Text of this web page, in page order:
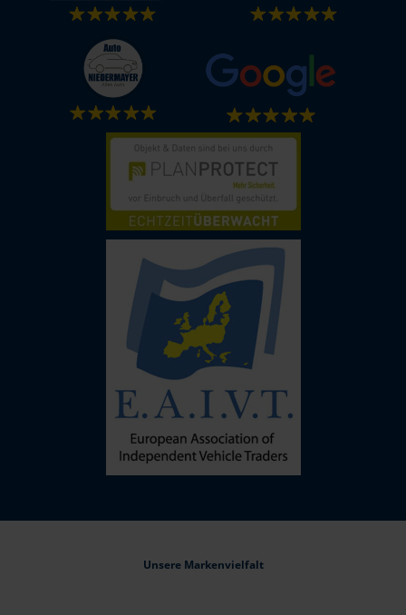
Unsere Markenvielfalt